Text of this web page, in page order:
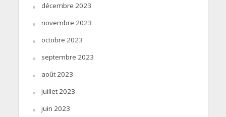
décembre 2023
novembre 2023
octobre 2023
septembre 2023
août 2023
juillet 2023
juin 2023